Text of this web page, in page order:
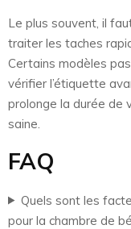
Le plus souvent, il
traiter les taches
Certains modèles
vérifier l’étiquette
prolonge la durée de
saine.
FAQ
Quels sont les
pour la chambre de